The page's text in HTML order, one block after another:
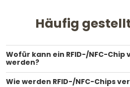
Häufig
Wofür kann ein RFID-/NFC-Chip
werden?
Wie werden RFID-/NFC-Chips